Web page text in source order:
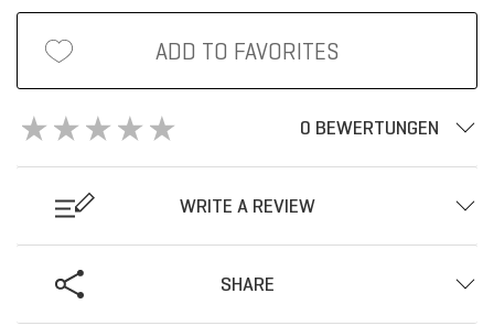
ADD TO FAVORITES
0 BEWERTUNGEN
WRITE A REVIEW
SHARE